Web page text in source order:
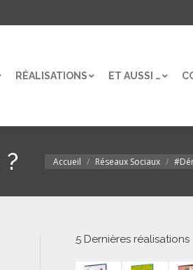
RÉALISATIONS ET AUSSI …
Vous êtes ici :
Accueil Réseaux Sociaux
5 Dernières réalisations